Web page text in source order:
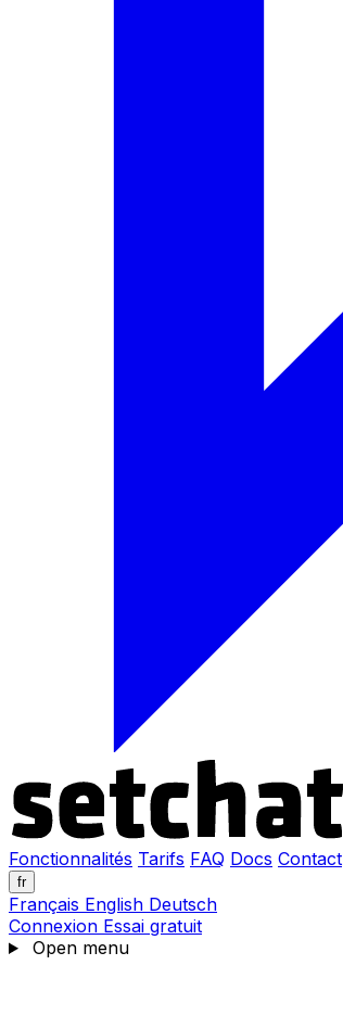
Fonctionnalités Tarifs FAQ Docs Contact
fr
Français English Deutsch
Connexion Essai gratuit
Open menu